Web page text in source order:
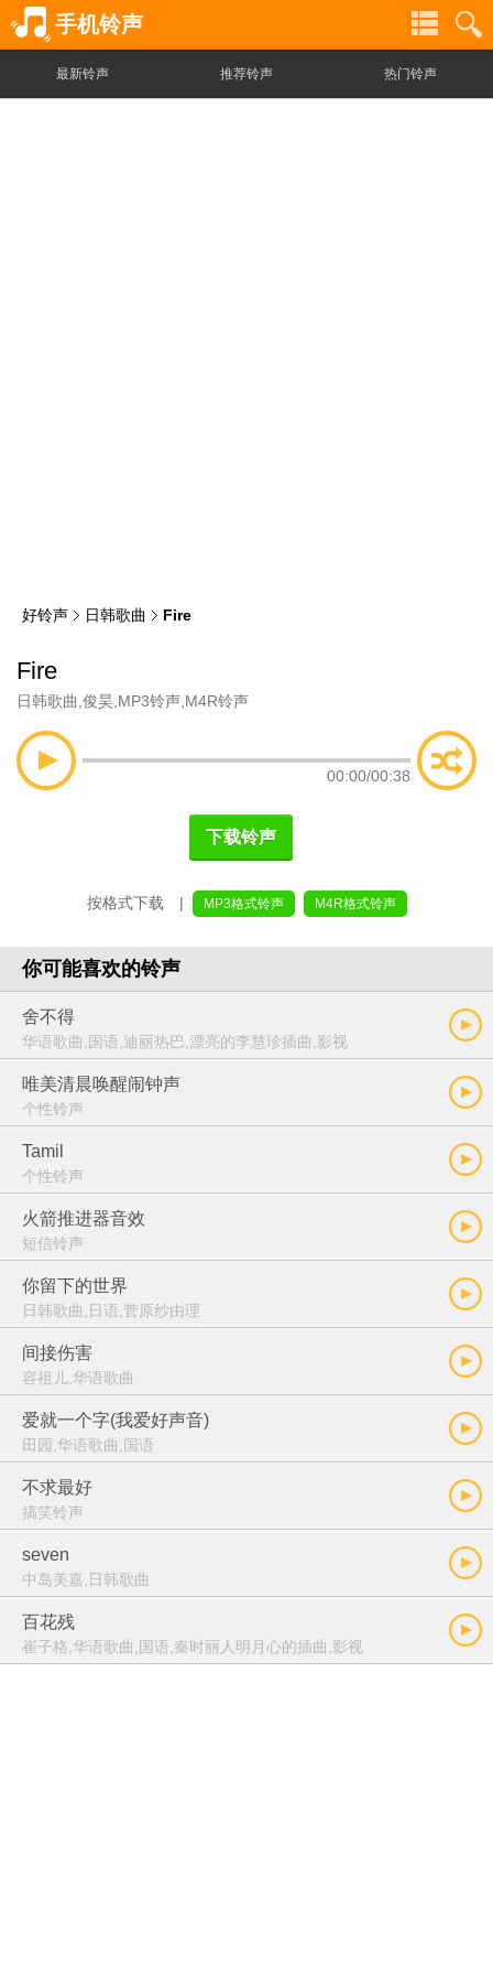
手机铃声
最新铃声 推荐铃声 热门铃声
好铃声 日韩歌曲 Fire
Fire
日韩歌曲 俊昊 MP3铃声 M4R铃声
00:00/00:38
下载铃声
按格式下载 | MP3格式铃声 M4R格式铃声
你可能喜欢的铃声
舍不得
华语歌曲,国语,迪丽热巴,漂亮的李慧珍插曲,影视
唯美清晨唤醒闹钟声
个性铃声
Tamil
个性铃声
火箭推进器音效
短信铃声
你留下的世界
日韩歌曲,日语,菅原纱由理
间接伤害
容祖儿,华语歌曲
爱就一个字(我爱好声音)
田园,华语歌曲,国语
不求最好
搞笑铃声
seven
中岛美嘉,日韩歌曲
百花残
崔子格,华语歌曲,国语,秦时丽人明月心的插曲,影视